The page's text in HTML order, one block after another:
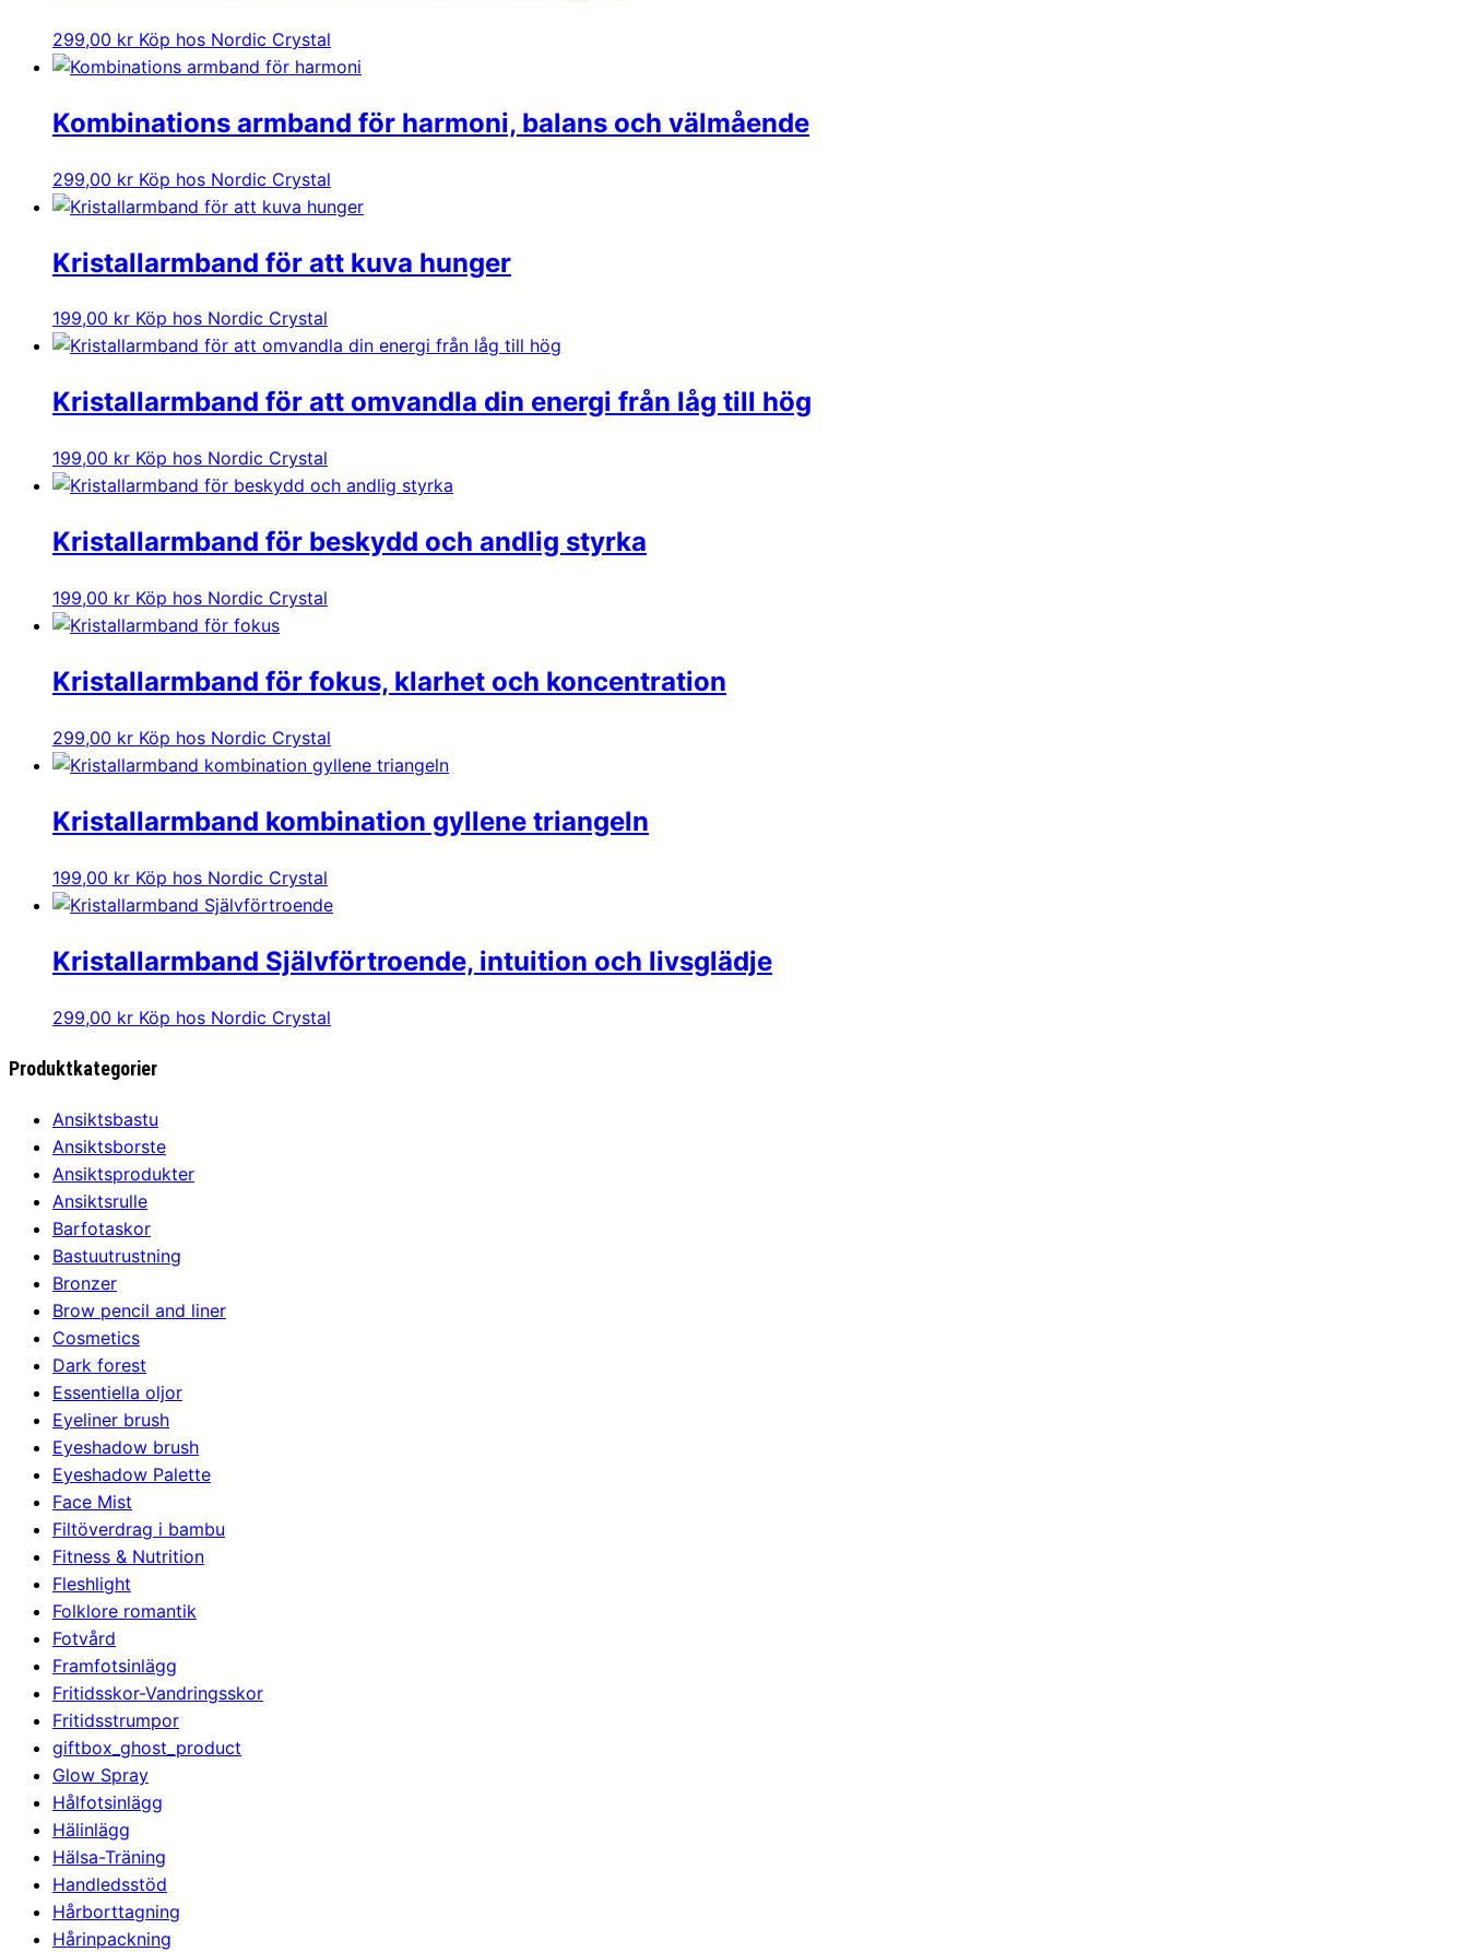
299,00 kr Köp hos Nordic Crystal
Kombinations armband för harmoni, balans och välmående
299,00 kr Köp hos Nordic Crystal
Kristallarmband för att kuva hunger
199,00 kr Köp hos Nordic Crystal
Kristallarmband för att omvandla din energi från låg till hög
199,00 kr Köp hos Nordic Crystal
Kristallarmband för beskydd och andlig styrka
199,00 kr Köp hos Nordic Crystal
Kristallarmband för fokus, klarhet och koncentration
299,00 kr Köp hos Nordic Crystal
Kristallarmband kombination gyllene triangeln
199,00 kr Köp hos Nordic Crystal
Kristallarmband Självförtroende, intuition och livsglädje
299,00 kr Köp hos Nordic Crystal
Produktkategorier
Ansiktsbastu
Ansiktsborste
Ansiktsprodukter
Ansiktsrulle
Barfotaskor
Bastuutrustning
Bronzer
Brow pencil and liner
Cosmetics
Dark forest
Essentiella oljor
Eyeliner brush
Eyeshadow brush
Eyeshadow Palette
Face Mist
Filtöverdrag i bambu
Fitness & Nutrition
Fleshlight
Folklore romantik
Fotvård
Framfotsinlägg
Fritidsskor-Vandringsskor
Fritidsstrumpor
giftbox_ghost_product
Glow Spray
Hålfotsinlägg
Hälinlägg
Hälsa-Träning
Handledsstöd
Hårborttagning
Hårinpackning